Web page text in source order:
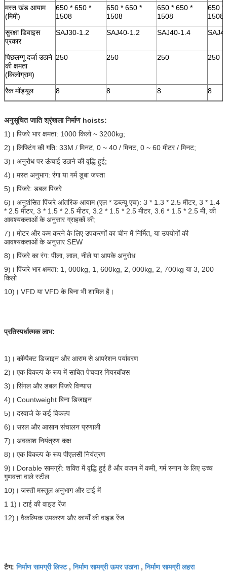
मस्त खंड आयाम
(मिमी)
650 * 650 *
1508
650 * 650 *
1508
650 * 650 *
1508
650 *
1508
सुरक्षा डिवाइस
प्रकार
SAJ30-1.2 SAJ40-1.2 SAJ40-1.4
पिछलग्गू दर्जा उठाने
की क्षमता
(किलोग्राम)
250 250 250 250
रैक मॉड्यूल 8 8 8 8
अनुसूचित जाति श्रृंखला निर्माण hoists:
1)। पिंजरे भार क्षमता: 1000 किलो ~ 3200kg;
2)। लिफ्टिंग की गति: 33M / मिनट, 0 ~ 40 / मिनट, 0 ~ 60 मीटर / मिनट;
3)। अनुरोध पर ऊंचाई उठाने की वृद्धि हुई;
4)। मस्त अनुभाग: रंगा या गर्म डूबा जस्ता
5)। पिंजरे: डबल पिंजरे
6)। अनुशंसित पिंजरे आंतरिक आयाम (एल * डब्ल्यू एच): 3 * 1.3 * 2.5 मीटर, 3 * 1.4
* 2.5 मीटर, 3 * 1.5 * 2.5 मीटर, 3.2 * 1.5 * 2.5 मीटर, 3.6 * 1.5 * 2.5 मी, की
आवश्यकताओं के अनुसार ग्राहकों की;
7)। मोटर और कम करने के लिए उपकरणों का चीन में निर्मित, या उपयोगों की
आवश्यकताओं के अनुसार SEW
8)। पिंजरे का रंग: पीला, लाल, नीले या आपके अनुरोध
9)। पिंजरे भार क्षमता: 1, 000kg, 1, 600kg, 2, 000kg, 2, 700kg या 3, 200
किलो
10)। VFD या VFD के बिना भी शामिल है।
प्रतिस्पर्धात्मक लाभ:
1)। कॉम्पैक्ट डिजाइन और आराम से आपरेशन पर्यावरण
2)। एक विकल्प के रूप में साबित पेचदार गियरबॉक्स
3)। सिंगल और डबल पिंजरे विन्यास
4)। Countweight बिना डिजाइन
5)। दरवाजे के कई विकल्प
6)। सरल और आसान संचालन प्रणाली
7)। अवकाश नियंत्रण कक्ष
8)। एक विकल्प के रूप पीएलसी नियंत्रण
9)। Dorable सामग्री: शक्ति में वृद्धि हुई है और वजन में कमी, गर्म स्नान के लिए उच्च
गुणवत्ता वाले स्टील
10)। जस्ती मस्तूल अनुभाग और टाई में
1 1)। टाई की वाइड रेंज
12)। वैकल्पिक उपकरण और कार्यों की वाइड रेंज
टैग:निर्माण सामग्री लिफ्ट,निर्माण सामग्री ऊपर उठाना,निर्माण सामग्री लहरा